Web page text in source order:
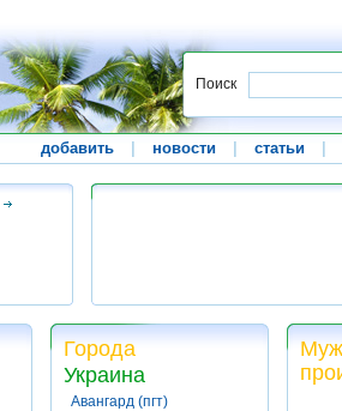
Поиск
добавить новости статьи
Города
Украина
Авангард (пгт)